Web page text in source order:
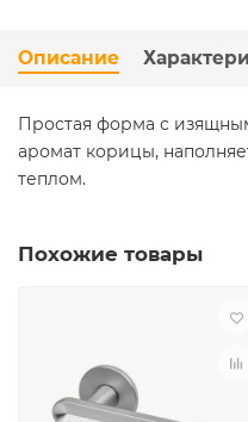
Описание
Простая форма с
аромат корицы,
теплом.
Похожие товары